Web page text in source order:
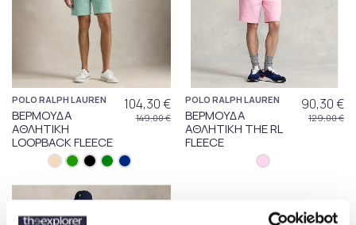
POLO RALPH LAUREN
ΒΕΡΜΟΥΔΑ
ΑΘΛΗΤΙΚΗ
LOOPBACK FLEECE
104,30 €
149,00 €
POLO RALPH LAUREN
ΒΕΡΜΟΥΔΑ
ΑΘΛΗΤΙΚΗ THE RL
FLEECE
90,30 €
129,00 €